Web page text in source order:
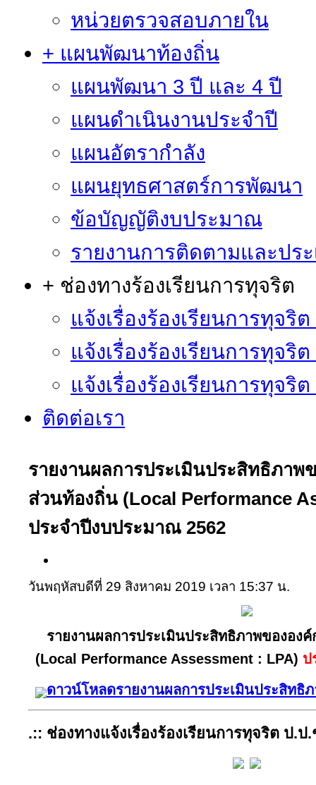
หน่วยตรวจสอบภายใน
+ แผนพัฒนาท้องถิ่น
แผนพัฒนา 3 ปี และ 4 ปี
แผนดำเนินงานประจำปี
แผนอัตรากำลัง
แผนยุทธศาสตร์การพัฒนา
ข้อบัญญัติงบประมาณ
รายงานการติดตามและปร
+ ช่องทางร้องเรียนการทุจริต
แจ้งเรื่องร้องเรียนการทุจริ
แจ้งเรื่องร้องเรียนการทุจริ
แจ้งเรื่องร้องเรียนการทุจริ
ติดต่อเรา
รายงานผลการประเมินประสิทธิภาพ
ส่วนท้องถิ่น (Local Performance
ประจำปีงบประมาณ 2562
วันพฤหัสบดีที่ 29 สิงหาคม 2019 เวลา 15:37 น.
รายงานผลการประเมินประสิทธิภาพขององ
(Local Performance Assessment : LPA) ป
ดาวน์โหลดรายงานผลการประเมินประสิทธิ
.:: ช่องทางแจ้งเรื่องร้องเรียนการทุจริต ป.